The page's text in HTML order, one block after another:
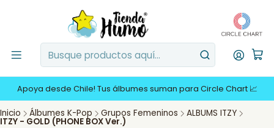
Apoya desde Chile! Tus álbumes suman para Circle Chart 📈
Inicio Álbumes K-Pop Grupos Femeninos ALBUMS ITZY
ITZY - GOLD (PHONE BOX Ver.)